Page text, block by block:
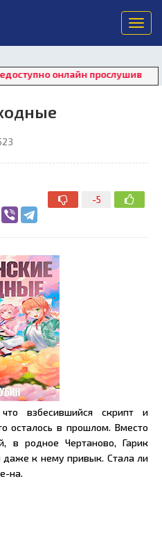
прослушивание. Для
-5
взбесившийся скрипт и
осталось в прошлом. Вместо
в родное Чертаново, Гарик
даже к нему привык. Стала ли
на.